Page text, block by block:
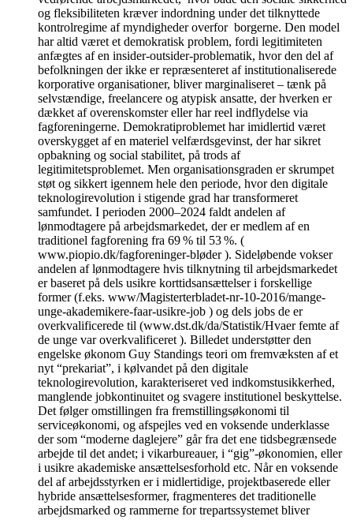
og fleksibiliteten kræver indordning under det tilknyttede
kontrolregime af myndigheder overfor borgerne. Den model
har altid været et demokratisk problem, fordi legitimiteten
anfægtes af en insider-outsider-problematik, hvor den del af
befolkningen der ikke er repræsenteret af institutionaliserede
korporative organisationer, bliver marginaliseret – tænk på
selvstændige, freelancere og atypisk ansatte, der hverken er
dækket af overenskomster eller har reel indflydelse via
fagforeningerne. Demokratiproblemet har imidlertid været
overskygget af en materiel velfærdsgevinst, der har sikret
opbakning og social stabilitet, på trods af
legitimitetsproblemet. Men organisationsgraden er skrumpet
støt og sikkert igennem hele den periode, hvor den digitale
teknologirevolution i stigende grad har transformeret
samfundet. I perioden 2000–2024 faldt andelen af
lønmodtagere på arbejdsmarkedet, der er medlem af en
traditionel fagforening fra 69 % til 53 %. (
www.piopio.dk/fagforeninger-bløder ). Sideløbende vokser
andelen af lønmodtagere hvis tilknytning til arbejdsmarkedet
er baseret på dels usikre korttidsansættelser i forskellige
former (f.eks. www/Magisterterbladet-nr-10-2016/mange-
unge-akademikere-faar-usikre-job ) og dels jobs de er
overkvalificerede til (www.dst.dk/da/Statistik/Hvaer femte af
de unge var overkvalificeret ). Billedet understøtter den
engelske økonom Guy Standings teori om fremvæksten af et
nyt “prekariat”, i kølvandet på den digitale
teknologirevolution, karakteriseret ved indkomstusikkerhed,
manglende jobkontinuitet og svagere institutionel beskyttelse.
Det følger omstillingen fra fremstillingsøkonomi til
serviceøkonomi, og afspejles ved en voksende underklasse
der som “moderne daglejere” går fra det ene tidsbegrænsede
arbejde til det andet; i vikarbureauer, i “gig”-økonomien, eller
i usikre akademiske ansættelsesforhold etc. Når en voksende
del af arbejdsstyrken er i midlertidige, projektbaserede eller
hybride ansættelsesformer, fragmenteres det traditionelle
arbejdsmarked og rammerne for trepartssystemet bliver